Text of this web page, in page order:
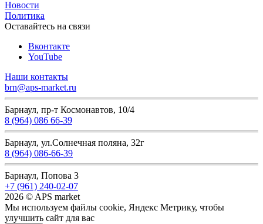
Новости
Политика
Оставайтесь на связи
Вконтакте
YouTube
Наши контакты
brn@aps-market.ru
Барнаул, пр-т Космонавтов, 10/4
8 (964) 086 66-39
Барнаул, ул.Солнечная поляна, 32г
8 (964) 086-66-39
Барнаул, Попова 3
+7 (961) 240-02-07
2026 © APS market
Мы используем файлы cookie, Яндекс Метрику, чтобы
улучшить сайт для вас